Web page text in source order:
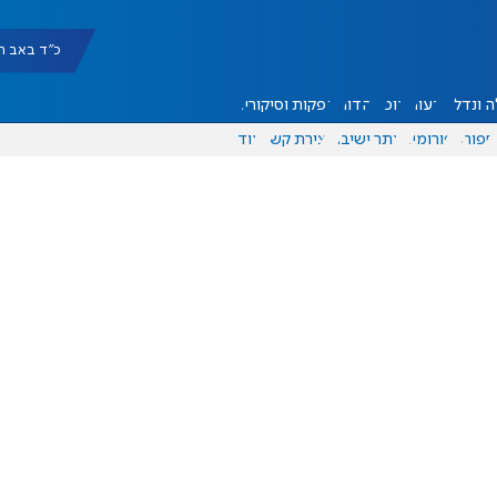
כ"ד באב תשפ"ו
ונדל"ן דעות אוכל יהדות הפקות וסיקורים
ספורט פורומים אתר ישיבה יצירת קשר עוד